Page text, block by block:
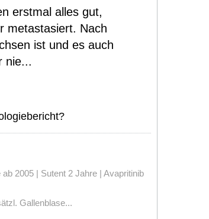
erstmal alles gut,
metastasiert. Nach
ist und es auch
nie...
2005 | Sutent 2 Jahre | Avapritinib
Gallenblase...